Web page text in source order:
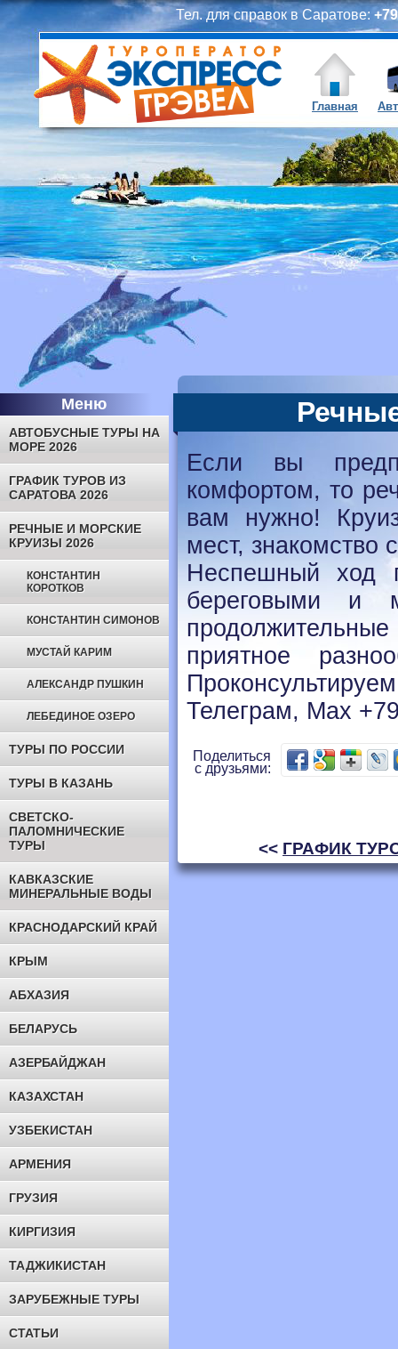
Тел. для справок в Саратове:
Главная
Меню
АВТОБУСНЫЕ ТУРЫ НА
МОРЕ 2026
ГРАФИК ТУРОВ ИЗ
САРАТОВА 2026
РЕЧНЫЕ И МОРСКИЕ
КРУИЗЫ 2026
КОНСТАНТИН
КОРОТКОВ
КОНСТАНТИН СИМОНОВ
МУСТАЙ КАРИМ
АЛЕКСАНДР ПУШКИН
ЛЕБЕДИНОЕ ОЗЕРО
ТУРЫ ПО РОССИИ
ТУРЫ В КАЗАНЬ
СВЕТСКО-
ПАЛОМНИЧЕСКИЕ
ТУРЫ
КАВКАЗСКИЕ
МИНЕРАЛЬНЫЕ ВОДЫ
КРАСНОДАРСКИЙ КРАЙ
КРЫМ
АБХАЗИЯ
БЕЛАРУСЬ
АЗЕРБАЙДЖАН
КАЗАХСТАН
УЗБЕКИСТАН
АРМЕНИЯ
ГРУЗИЯ
КИРГИЗИЯ
ТАДЖИКИСТАН
ЗАРУБЕЖНЫЕ ТУРЫ
СТАТЬИ
Если вы
комфортом, то
вам нужно!
мест,
Неспешный ход
береговыми и
приятное
Телеграм, Мах
Поделиться
с друзьями:
<< ГРАФИК